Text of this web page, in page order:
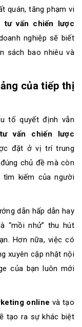
quán, tăng phạm vi
tư vấn chiến lược
nghiệp sẽ biết
sách bao nhiêu và
của tiếp thị
tố quyết định vẫn
vấn chiến lược
đặt ở vị trí trung
chủ đề mà còn
tìm kiếm của người
dẫn hấp dẫn hay
“mồi nhử” thu hút
Hơn nữa, việc có
xuyên cập nhật nội
của bạn luôn mới
online và tạo
tạo ra sự khác biệt